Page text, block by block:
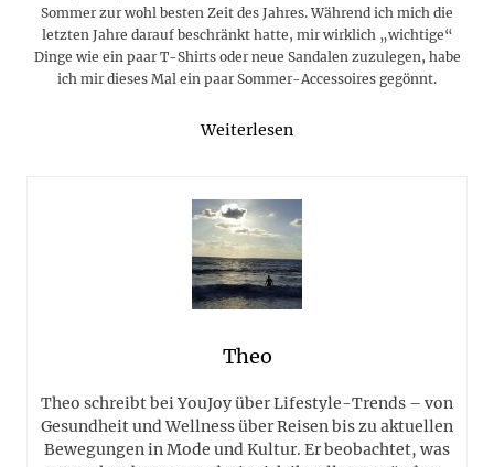
Sommer zur wohl besten Zeit des Jahres. Während ich mich die
letzten Jahre darauf beschränkt hatte, mir wirklich „wichtige“
Dinge wie ein paar T-Shirts oder neue Sandalen zuzulegen, habe
ich mir dieses Mal ein paar Sommer-Accessoires gegönnt.
Weiterlesen
Theo
Theo schreibt bei YouJoy über Lifestyle-Trends – von
Gesundheit und Wellness über Reisen bis zu aktuellen
Bewegungen in Mode und Kultur. Er beobachtet, was